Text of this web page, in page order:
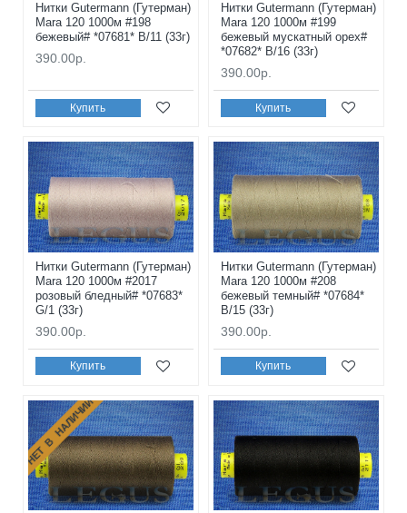
Нитки Gutermann (Гутерман)
Mara 120 1000м #198
бежевый# *07681* B/11 (33г)
390.00р.
Купить
Нитки Gutermann (Гутерман)
Mara 120 1000м #199
бежевый мускатный орех#
*07682* B/16 (33г)
390.00р.
Купить
Нитки Gutermann (Гутерман)
Mara 120 1000м #2017
розовый бледный# *07683*
G/1 (33г)
390.00р.
Купить
Нитки Gutermann (Гутерман)
Mara 120 1000м #208
бежевый темный# *07684*
B/15 (33г)
390.00р.
Купить
НЕТ В НАЛИЧИИ